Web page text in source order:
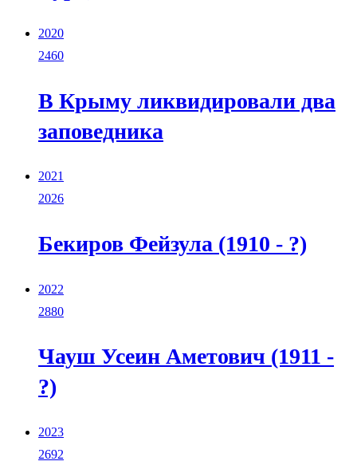
2020
2460
В Крыму ликвидировали два
заповедника
2021
2026
Бекиров Фейзула (1910 - ?)
2022
2880
Чауш Усеин Аметович (1911 -
?)
2023
2692